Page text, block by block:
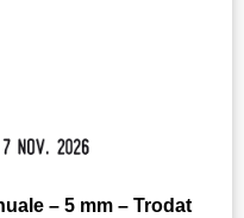
– 5 mm – Trodat